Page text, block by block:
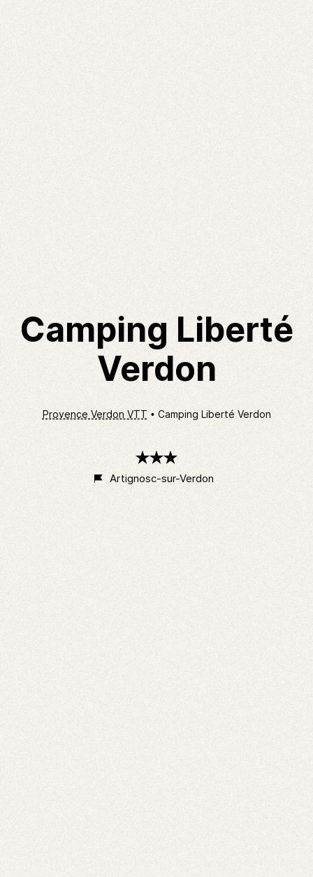
Camping Liberté
Verdon
Provence Verdon VTT Camping Liberté Verdon
étoiles
Artignosc-sur-Verdon